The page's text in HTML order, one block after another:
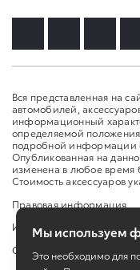
Вся представленная на
автомобилей,
информационный
определяемой
подробной информации
Опубликованная на
изменена в любое время
Стоимость аксессуаров
Правовая информация
Изменить настройку cookies
Сбросить cookie
Мы используем
Это необходимо для